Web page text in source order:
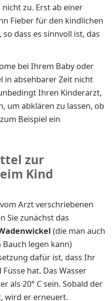
zu. Erst ab einer
Fieber für den kindlichen
dass es sinnvoll ist, das
bei Ihrem Baby oder
in absehbarer Zeit nicht
Ihren Kinderarzt,
um abklären zu lassen, ob
Beispiel ein
zur
Kind
Arzt verschriebenen
Sie zunächst das
(die man auch
legen kann)
dafür ist, dass Ihr
hat. Das Wasser
als 20° C sein. Sobald der
wird er erneuert.